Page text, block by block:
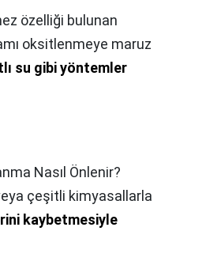
özelliği bulunan
oksitlenmeye maruz
su gibi yöntemler
Nasıl Önlenir?
çeşitli kimyasallarla
kaybetmesiyle